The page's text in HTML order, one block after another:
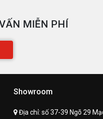
MIỄN PHÍ
Showroom
Địa chỉ: số 37-39 Ngõ 29